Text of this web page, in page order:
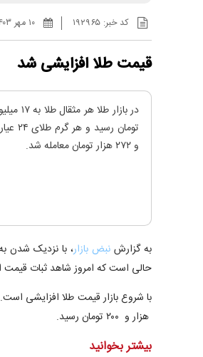
کد خبر:۱۹۲۹۶۵ ۱۰ مهر ۱۴۰۳ - ۱۹:۳۳
قیمت طلا افزایشی شد
و ۲۷۲ هزار تومان معامله شد.
به گزارش نبض بازار، با نزدیک شدن
حالی است که امروز شاهد ثبات قیمت
هزار و ۲۰۰ تومان رسید.
بیشتر بخوانید